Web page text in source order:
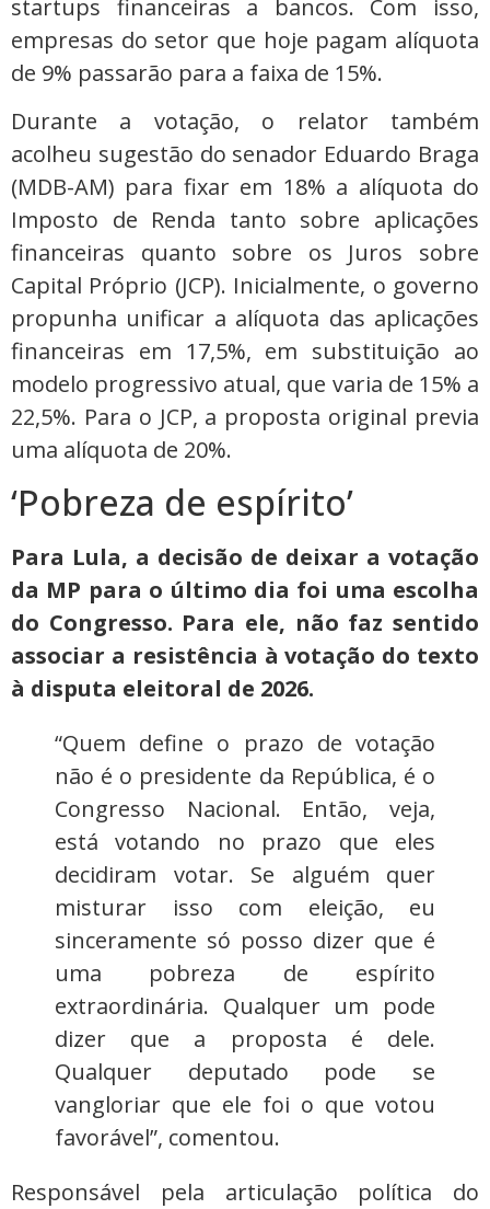
startups financeiras a bancos. Com isso,
empresas do setor que hoje pagam alíquota
de 9% passarão para a faixa de 15%.
Durante a votação, o relator também
acolheu sugestão do senador Eduardo Braga
(MDB-AM) para fixar em 18% a alíquota do
Imposto de Renda tanto sobre aplicações
financeiras quanto sobre os Juros sobre
Capital Próprio (JCP). Inicialmente, o governo
propunha unificar a alíquota das aplicações
financeiras em 17,5%, em substituição ao
modelo progressivo atual, que varia de 15% a
22,5%. Para o JCP, a proposta original previa
uma alíquota de 20%.
‘Pobreza de espírito’
Para Lula, a decisão de deixar a votação
da MP para o último dia foi uma escolha
do Congresso. Para ele, não faz sentido
associar a resistência à votação do texto
à disputa eleitoral de 2026.
“Quem define o prazo de votação
não é o presidente da República, é o
Congresso Nacional. Então, veja,
está votando no prazo que eles
decidiram votar. Se alguém quer
misturar isso com eleição, eu
sinceramente só posso dizer que é
uma pobreza de espírito
extraordinária. Qualquer um pode
dizer que a proposta é dele.
Qualquer deputado pode se
vangloriar que ele foi o que votou
favorável”, comentou.
Responsável pela articulação política do